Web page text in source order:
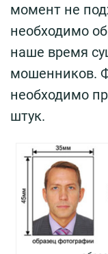
момент не
необходимо
наше время
мошенников.
необходимо
штук.